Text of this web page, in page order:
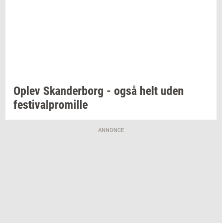
Oplev Skan­der­borg - også helt uden
festi­val­pro­mil­le
ANNONCE